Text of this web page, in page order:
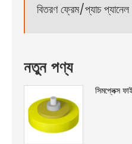
বিতরণ ফ্রেম/প্যাচ প্যানেল
নতুন পণ্য
সিমপ্লেক্স